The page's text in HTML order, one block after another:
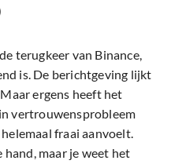
terugkeer van Binance,
is. De berichtgeving lijkt
ergens heeft het
vertrouwensprobleem
fraai aanvoelt.
maar je weet het